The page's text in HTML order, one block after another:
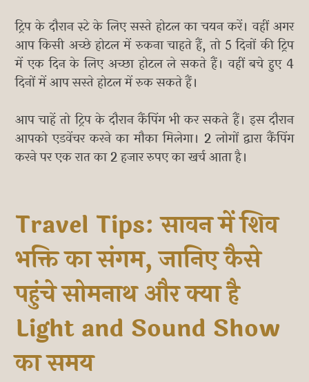
ट्रिप के दौरान स्टे के लिए सस्ते होटल का चयन करें। वहीं अगर
आप किसी अच्छे होटल में रुकना चाहते हैं, तो 5 दिनों की ट्रिप
में एक दिन के लिए अच्छा होटल ले सकते हैं। वहीं बचे हुए 4
दिनों में आप सस्ते होटल में रुक सकते हैं।
आप चाहें तो ट्रिप के दौरान कैंपिंग भी कर सकते हैं। इस दौरान
आपको एडवेंचर करने का मौका मिलेगा। 2 लोगों द्वारा कैंपिंग
करने पर एक रात का 2 हजार रुपए का खर्च आता है।
Travel Tips: सावन में शिव
भक्ति का संगम, जानिए कैसे
पहुंचे सोमनाथ और क्या है
Light and Sound Show
का समय